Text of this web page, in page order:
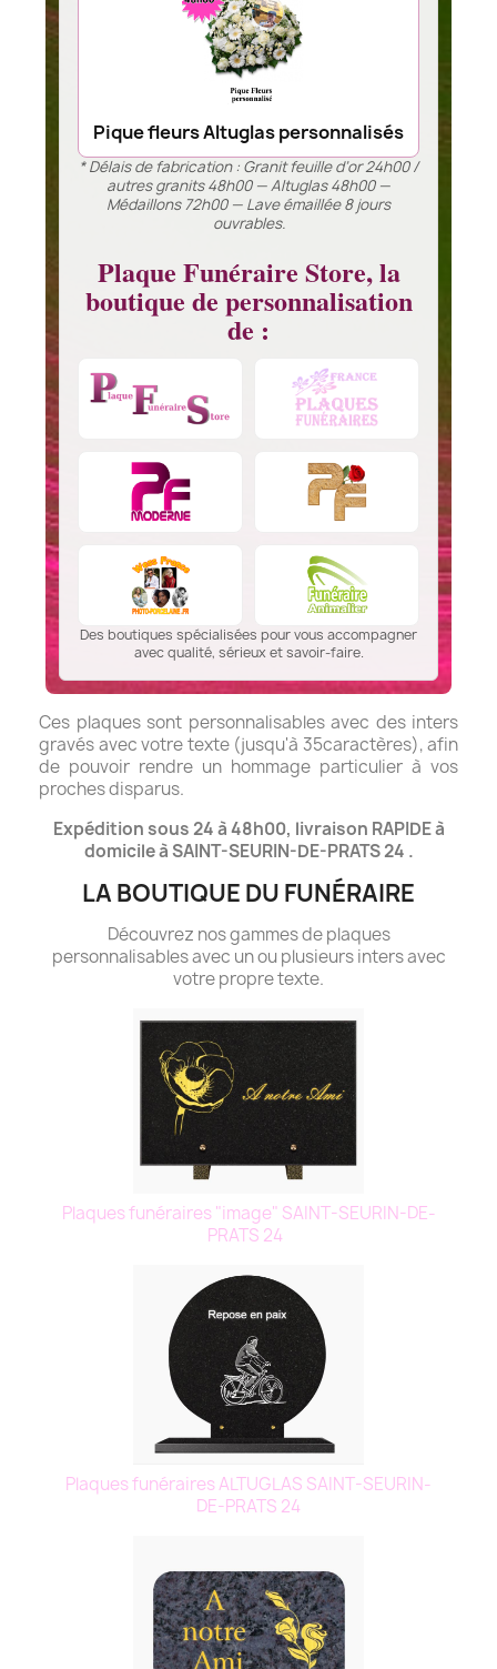
Pique fleurs Altuglas personnalisés
* Délais de fabrication : Granit feuille d’or 24h00 /
autres granits 48h00 — Altuglas 48h00 —
Médaillons 72h00 — Lave émaillée 8 jours
ouvrables.
Plaque Funéraire Store, la
boutique de personnalisation
de :
Des boutiques spécialisées pour vous accompagner
avec qualité, sérieux et savoir-faire.
Ces plaques sont personnalisables avec des inters
gravés avec votre texte (jusqu'à 35caractères), afin
de pouvoir rendre un hommage particulier à vos
proches disparus.
Expédition sous 24 à 48h00, livraison RAPIDE à
domicile à SAINT-SEURIN-DE-PRATS 24 .
LA BOUTIQUE DU FUNÉRAIRE
Découvrez nos gammes de plaques
personnalisables avec un ou plusieurs inters avec
votre propre texte.
Plaques funéraires "image" SAINT-SEURIN-DE-
PRATS 24
Plaques funéraires ALTUGLAS SAINT-SEURIN-
DE-PRATS 24